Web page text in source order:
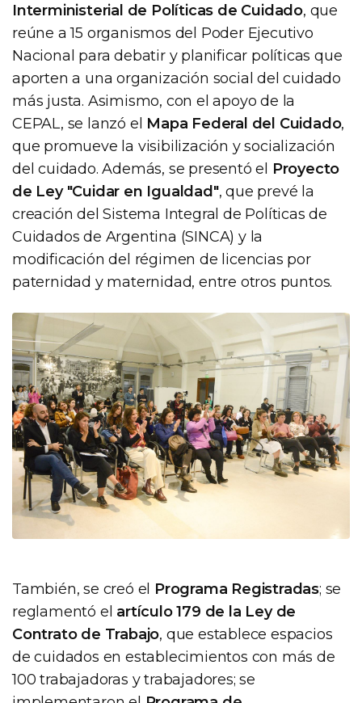
Interministerial de Políticas de Cuidado, que
reúne a 15 organismos del Poder Ejecutivo
Nacional para debatir y planificar políticas que
aporten a una organización social del cuidado
más justa. Asimismo, con el apoyo de la
CEPAL, se lanzó el Mapa Federal del Cuidado,
que promueve la visibilización y socialización
del cuidado. Además, se presentó el Proyecto
de Ley "Cuidar en Igualdad", que prevé la
creación del Sistema Integral de Políticas de
Cuidados de Argentina (SINCA) y la
modificación del régimen de licencias por
paternidad y maternidad, entre otros puntos.
También, se creó el Programa Registradas; se
reglamentó el artículo 179 de la Ley de
Contrato de Trabajo, que establece espacios
de cuidados en establecimientos con más de
100 trabajadoras y trabajadores; se